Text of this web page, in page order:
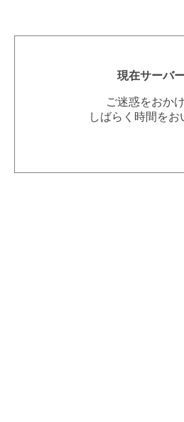
現在サーバ
ご迷惑をおか
しばらく時間を